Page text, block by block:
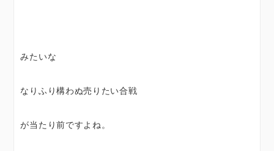
みたいな
なりふり構わぬ売りたい合戦
が当たり前ですよね。